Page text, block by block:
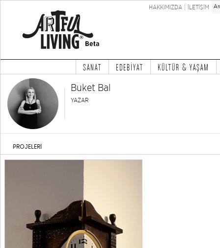
HAKKIMIZDA İLETİŞİM
SANAT EDEBİYAT KÜLTÜR & YAŞAM
Buket Bal
YAZAR
PROJELERİ